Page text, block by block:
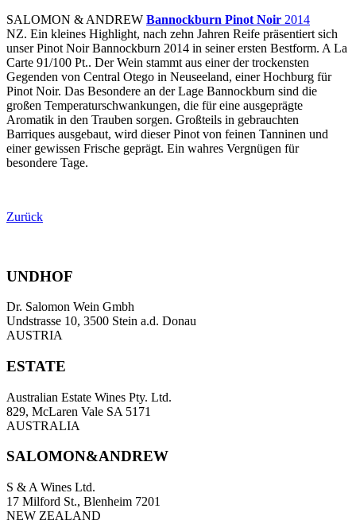
SALOMON & ANDREW Bannockburn Pinot Noir 2014
NZ. Ein kleines Highlight, nach zehn Jahren Reife präsentiert sich
unser Pinot Noir Bannockburn 2014 in seiner ersten Bestform. A La
Carte 91/100 Pt.. Der Wein stammt aus einer der trockensten
Gegenden von Central Otego in Neuseeland, einer Hochburg für
Pinot Noir. Das Besondere an der Lage Bannockburn sind die
großen Temperaturschwankungen, die für eine ausgeprägte
Aromatik in den Trauben sorgen. Großteils in gebrauchten
Barriques ausgebaut, wird dieser Pinot von feinen Tanninen und
einer gewissen Frische geprägt. Ein wahres Vergnügen für
besondere Tage.
Zurück
UNDHOF
Dr. Salomon Wein Gmbh
Undstrasse 10, 3500 Stein a.d. Donau
AUSTRIA
ESTATE
Australian Estate Wines Pty. Ltd.
829, McLaren Vale SA 5171
AUSTRALIA
SALOMON&ANDREW
S & A Wines Ltd.
17 Milford St., Blenheim 7201
NEW ZEALAND